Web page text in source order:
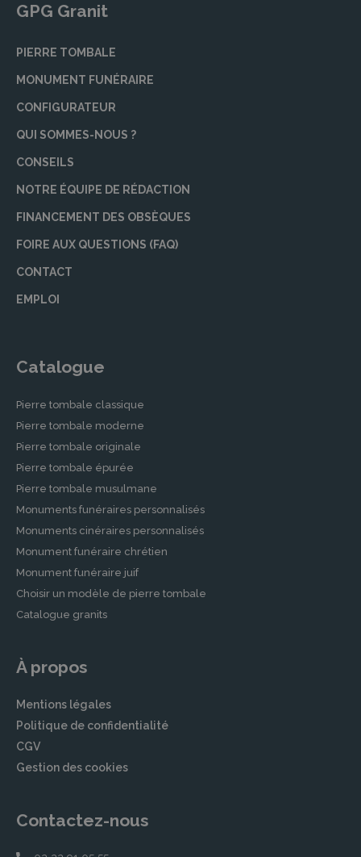
GPG Granit
PIERRE TOMBALE
MONUMENT FUNÉRAIRE
CONFIGURATEUR
QUI SOMMES-NOUS ?
CONSEILS
NOTRE ÉQUIPE DE RÉDACTION
FINANCEMENT DES OBSÈQUES
FOIRE AUX QUESTIONS (FAQ)
CONTACT
EMPLOI
Catalogue
Pierre tombale classique
Pierre tombale moderne
Pierre tombale originale
Pierre tombale épurée
Pierre tombale musulmane
Monuments funéraires personnalisés
Monuments cinéraires personnalisés
Monument funéraire chrétien
Monument funéraire juif
Choisir un modèle de pierre tombale
Catalogue granits
À propos
Mentions légales
Politique de confidentialité
CGV
Gestion des cookies
Contactez-nous